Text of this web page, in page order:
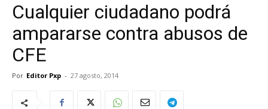
Cualquier ciudadano podrá
ampararse contra abusos de
CFE
Por Editor Pxp - 27 agosto, 2014